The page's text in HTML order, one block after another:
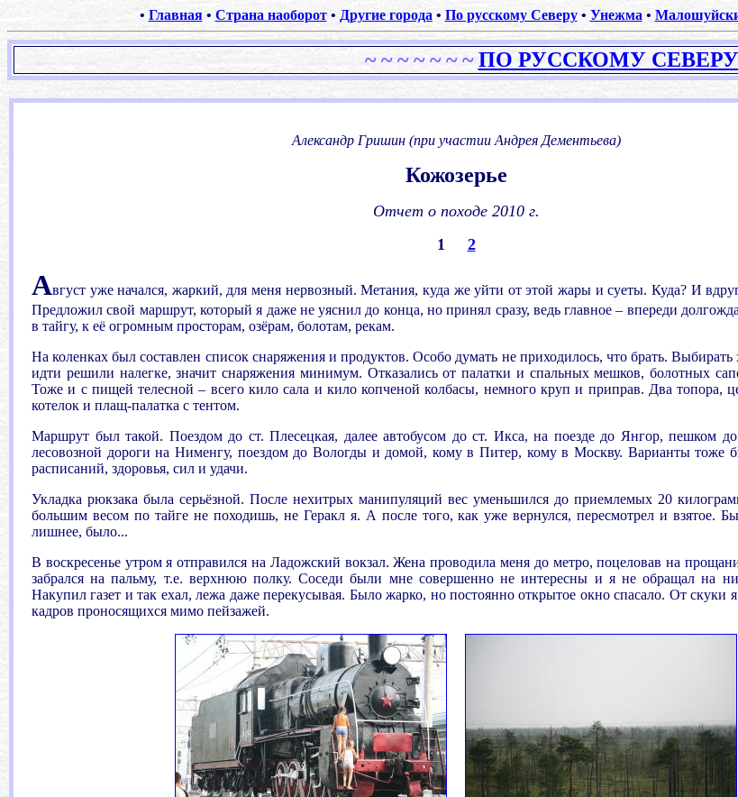
• Главная• Страна наоборот• Другие города • По русскому Северу• Унежма •
~ ~ ~ ~ ~ ~ ~ПО РУССКОМУ СЕВЕРУ
Александр Гришин (при участии Андрея Дементьева)
Кожозерье
Отчет о походе 2010 г.
1 2
Август уже начался, жаркий, для меня нервозный. Метания, куда же уйти от этой жары и суеты. Куда? И
Предложил свой маршрут, который я даже не уяснил до конца, но принял сразу, ведь главное – впереди
в тайгу, к её огромным просторам, озёрам, болотам, рекам.
На коленках был составлен список снаряжения и продуктов. Особо думать не приходилось, что брать. Выбирать
идти решили налегке, значит снаряжения минимум. Отказались от палатки и спальных мешков, болотных
Тоже и с пищей телесной – всего кило сала и кило копченой колбасы, немного круп и приправ. Два топора,
котелок и плащ-палатка с тентом.
Маршрут был такой. Поездом до ст. Плесецкая, далее автобусом до ст. Икса, на поезде до Янгор, пешком
лесовозной дороги на Нименгу, поездом до Вологды и домой, кому в Питер, кому в Москву. Варианты тоже
расписаний, здоровья, сил и удачи.
Укладка рюкзака была серьёзной. После нехитрых манипуляций вес уменьшился до приемлемых 20
большим весом по тайге не походишь, не Геракл я. А после того, как уже вернулся, пересмотрел и взятое.
лишнее, было...
В воскресенье утром я отправился на Ладожский вокзал. Жена проводила меня до метро, поцеловав на
забрался на пальму, т.е. верхнюю полку. Соседи были мне совершенно не интересны и я не обращал на
Накупил газет и так ехал, лежа даже перекусывая. Было жарко, но постоянно открытое окно спасало. От скуки я
кадров проносящихся мимо пейзажей.